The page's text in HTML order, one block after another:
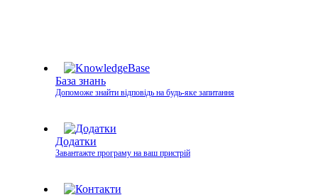
База знань
Допоможе знайти відповідь на будь-яке запитання
Додатки
Завантажте програму на ваш пристрій